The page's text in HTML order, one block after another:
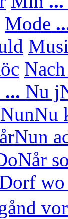
Mode
Nach
... Nu j
NunNu
Nun
Når